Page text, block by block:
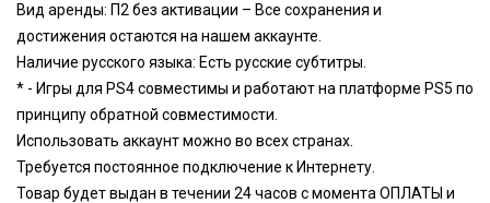
Вид аренды: П2 без активации – Все сохранения и
достижения остаются на нашем аккаунте.
Наличие русского языка: Есть русские субтитры.
* - Игры для PS4 совместимы и работают на платформе PS5 по
принципу обратной совместимости.
Использовать аккаунт можно во всех странах.
Требуется постоянное подключение к Интернету.
Товар будет выдан в течении 24 чаcов с момента ОПЛАТЫ и